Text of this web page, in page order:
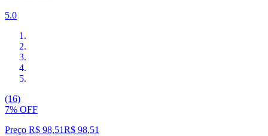
5.0
(16)
7% OFF
Preço R$ 98,51R$ 98,51